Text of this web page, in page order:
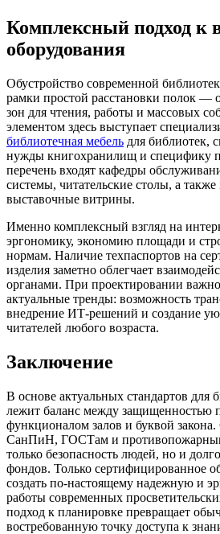
Комплексный подход к
оборудования
Обустройство современной
рамки простой расстановки полок —
зон для чтения, работы и массовых
элементом здесь выступает
библиотечная мебель для библиотек,
нужды книгохранилищ и специфику
перечень входят кафедры
системы, читательские столы, а
выставочные витрины.
Именно комплексный взгляд на
эргономику, экономию площади и
нормам. Наличие техпаспортов на
изделия заметно облегчает
органами. При проектировании
актуальные тренды: возможность
внедрение ИТ-решений и создание
читателей любого возраста.
Заключение
В основе актуальных стандартов для
лежит баланс между защищенностью
функционалом залов и буквой закона.
СанПиН, ГОСТам и противопожарным
только безопасность людей, но и
фондов. Только сертифицированное
создать по-настоящему надежную и
работы современных
подход к планировке превращает
востребованную точку доступа к